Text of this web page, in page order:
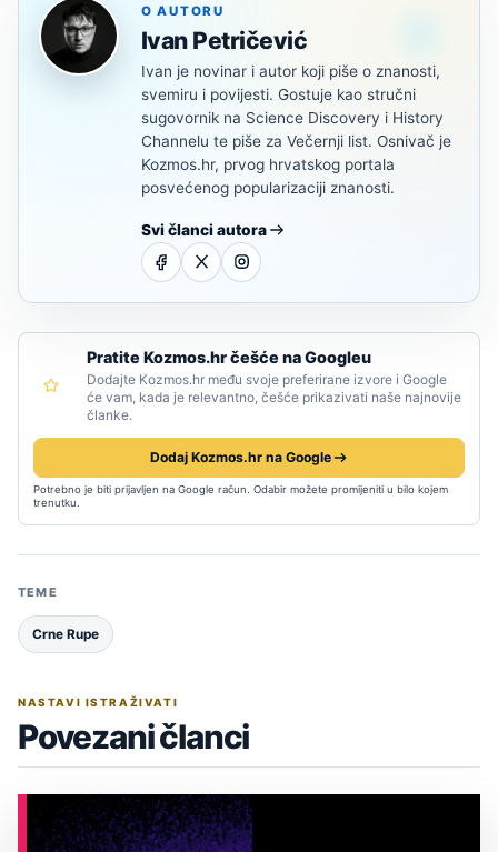
O AUTORU
Ivan Petričević
Ivan je novinar i autor koji piše o znanosti,
svemiru i povijesti. Gostuje kao stručni
sugovornik na Science Discovery i History
Channelu te piše za Večernji list. Osnivač je
Kozmos.hr, prvog hrvatskog portala
posvećenog popularizaciji znanosti.
Svi članci autora
Pratite Kozmos.hr češće na Googleu
Dodajte Kozmos.hr među svoje preferirane izvore i Google
će vam, kada je relevantno, češće prikazivati naše najnovije
članke.
Dodaj Kozmos.hr na Google
Potrebno je biti prijavljen na Google račun. Odabir možete promijeniti u bilo kojem
trenutku.
TEME
Crne Rupe
NASTAVI ISTRAŽIVATI
Povezani članci